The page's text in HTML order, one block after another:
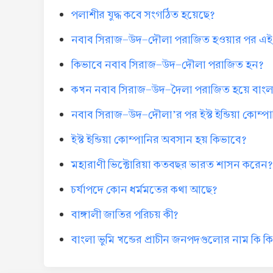
পলাশীর যুদ্ধ কবে সংগঠিত হয়েছে?
নবাব সিরাজ-উদ-দৌলা পরাজিত হওয়ার পর এই
কিভাবে নবাব সিরাজ-উদ-দৌলা পরাজিত হন?
কখন নবাব সিরাজ-উদ-দৈলা পরাজিত হয়ে
নবাব সিরাজ-উদ-দৌলা’র পর ইস্ট ইন্ডিয়া
ইস্ট ইন্ডিয়া কোম্পানির অবসান হয় কিভাবে?
মহারাণী ভিক্টোরিয়া কতবছর ভারত শাসন করেন?
চর্যাপদে কোন ধর্মমতের কথা আছে?
বাঙ্গালী জাতির পরিচয় কী?
বাংলা ভুমি খন্ডের প্রাচীন জনপদগুলোর নাম কি